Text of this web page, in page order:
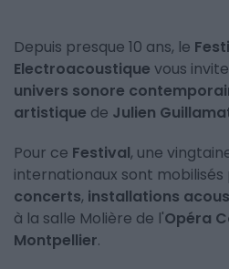
Depuis presque 10 ans, le
Electroacoustique vous
univers sonore
artistique de Julien
Pour ce Festival, une
internationaux sont mobilisés
concerts, installations
à la salle Molière de l'Opéra
Montpellier.